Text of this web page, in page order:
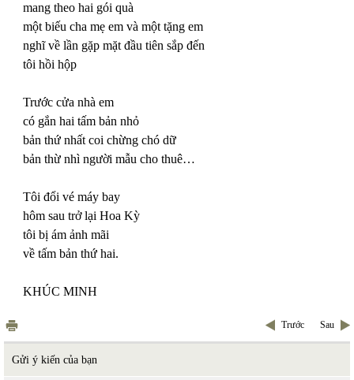
mang theo hai gói quà
một biếu cha mẹ em và một tặng em
nghĩ về lần gặp mặt đầu tiên sắp đến
tôi hồi hộp
Trước cửa nhà em
có gắn hai tấm bản nhỏ
bản thứ nhất coi chừng chó dữ
bản thừ nhì người mẫu cho thuê…
Tôi đổi vé máy bay
hôm sau trở lại Hoa Kỳ
tôi bị ám ảnh mãi
về tấm bản thứ hai.
KHÚC MINH
Trước Sau
Gửi ý kiến của bạn